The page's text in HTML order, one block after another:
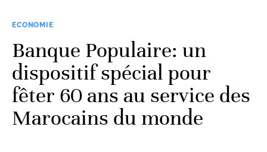
ECONOMIE
Banque Populaire: un
dispositif spécial pour
fêter 60 ans au service des
Marocains du monde